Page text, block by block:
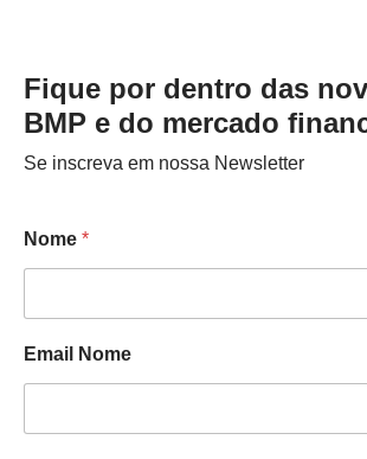
Fique por dentro das
BMP e do mercado
Se inscreva em nossa Newsletter
Nome *
Email Nome